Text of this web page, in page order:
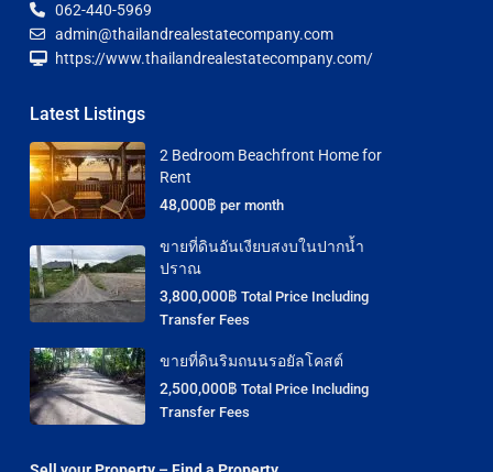
062-440-5969
admin@thailandrealestatecompany.com
https://www.thailandrealestatecompany.com/
Latest Listings
2 Bedroom Beachfront Home for
Rent
48,000฿ per month
ขายที่ดินอันเงียบสงบในปากน้ำ
ปราณ
3,800,000฿ Total Price Including
Transfer Fees
ขายที่ดินริมถนนรอยัลโคสต์
2,500,000฿ Total Price Including
Transfer Fees